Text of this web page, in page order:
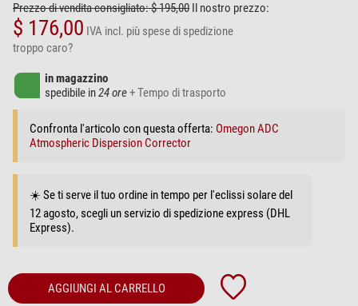
Prezzo di vendita consigliato: $ 195,00 Il nostro prezzo:
$ 176,00 IVA incl. più spese di spedizione
troppo caro?
in magazzino
spedibile in24 ore+ Tempo di trasporto
Confronta l'articolo con questa offerta: Omegon ADC
Atmospheric Dispersion Corrector
☀️ Se ti serve il tuo ordine in tempo per l'eclissi solare del
12 agosto, scegli un servizio di spedizione express (DHL
Express).
AGGIUNGI AL CARRELLO